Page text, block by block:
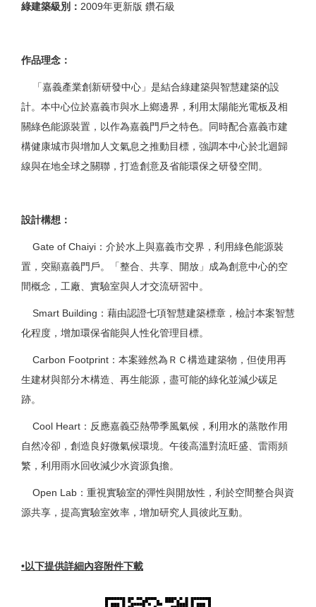
綠建築級別： 2009年更新版 鑽石級
作品理念：
「嘉義產業創新研發中心」是結合綠建築與智慧建築的設
計。本中心位於嘉義市與水上鄉邊界，利用太陽能光電板及相
關綠色能源裝置，以作為嘉義門戶之特色。同時配合嘉義市建
構健康城市與增加人文氣息之推動目標，強調本中心於北迴歸
線與在地全球之關聯，打造創意及省能環保之研發空間。
設計構想：
Gate of Chaiyi：介於水上與嘉義市交界，利用綠色能源裝
置，突顯嘉義門戶。「整合、共享、開放」成為創意中心的空
間概念，工廠、實驗室與人才交流研習中。
Smart Building：藉由認證七項智慧建築標章，檢討本案智慧
化程度，增加環保省能與人性化管理目標。
Carbon Footprint：本案雖然為ＲＣ構造建築物，但使用再
生建材與部分木構造、再生能源，盡可能的綠化並減少碳足
跡。
Cool Heart：反應嘉義亞熱帶季風氣候，利用水的蒸散作用
自然冷卻，創造良好微氣候環境。午後高溫對流旺盛、雷雨頻
繁，利用雨水回收減少水資源負擔。
Open Lab：重視實驗室的彈性與開放性，利於空間整合與資
源共享，提高實驗室效率，增加研究人員彼此互動。
•以下提供詳細內容附件下載